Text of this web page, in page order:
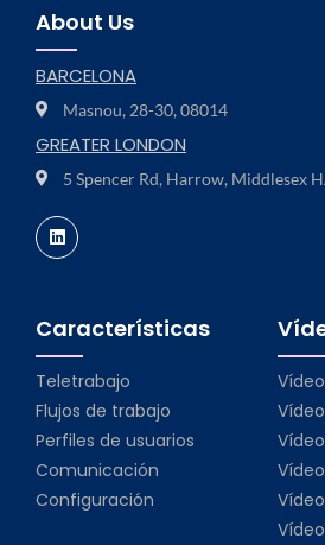
About Us
BARCELONA
Masnou, 28-30, 08014
GREATER LONDON
5 Spencer Rd, Harrow, Middlesex
Características
Teletrabajo
Flujos de trabajo
Perfiles de usuarios
Comunicación
Configuración